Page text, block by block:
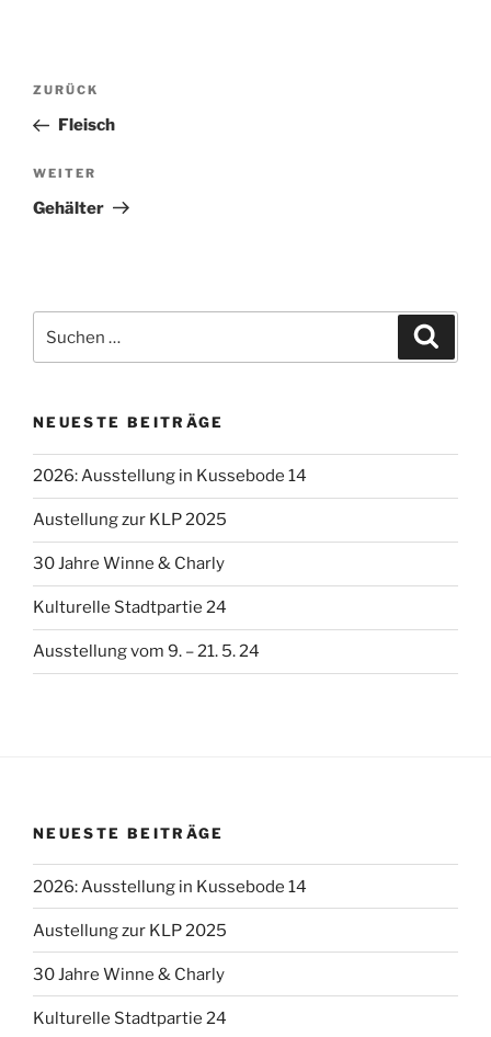
Beitragsnavigation
Vorheriger
Beitrag
ZURÜCK
Fleisch
Nächster
Beitrag
WEITER
Gehälter
nach:
NEUESTE BEITRÄGE
2026: Ausstellung in Kussebode 14
Austellung zur KLP 2025
30 Jahre Winne & Charly
Kulturelle Stadtpartie 24
Ausstellung vom 9. – 21. 5. 24
NEUESTE BEITRÄGE
2026: Ausstellung in Kussebode 14
Austellung zur KLP 2025
30 Jahre Winne & Charly
Kulturelle Stadtpartie 24